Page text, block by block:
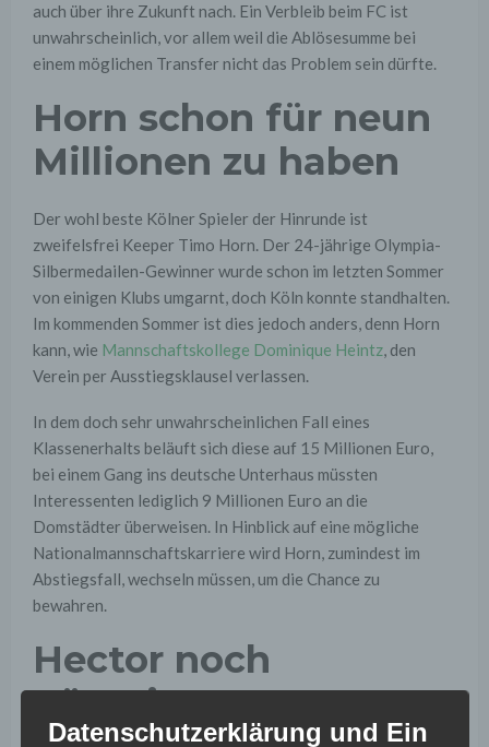
auch über ihre Zukunft nach. Ein Verbleib beim FC ist
unwahrscheinlich, vor allem weil die Ablösesumme bei
einem möglichen Transfer nicht das Problem sein dürfte.
Horn schon für neun
Millionen zu haben
Der wohl beste Kölner Spieler der Hinrunde ist
zweifelsfrei Keeper Timo Horn. Der 24-jährige Olympia-
Silbermedailen-Gewinner wurde schon im letzten Sommer
von einigen Klubs umgarnt, doch Köln konnte standhalten.
Im kommenden Sommer ist dies jedoch anders, denn Horn
kann, wie Mannschaftskollege Dominique Heintz, den
Verein per Ausstiegsklausel verlassen.
In dem doch sehr unwahrscheinlichen Fall eines
Klassenerhalts beläuft sich diese auf 15 Millionen Euro,
bei einem Gang ins deutsche Unterhaus müssten
Interessenten lediglich 9 Millionen Euro an die
Domstädter überweisen. In Hinblick auf eine mögliche
Nationalmannschaftskarriere wird Horn, zumindest im
Abstiegsfall, wechseln müssen, um die Chance zu
bewahren.
Hector noch
günstiger
Datenschutzerklärung und Ein